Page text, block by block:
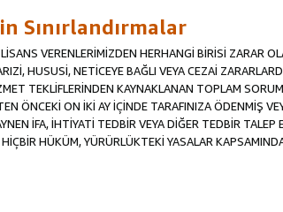
Sınırlandırmalar
VERENLERİMİZDEN HERHANGİ BİRİSİ ZARAR
HUSUSİ, NETİCEYE BAĞLI VEYA CEZAİ
TEKLİFLERİNDEN KAYNAKLANAN TOPLAM
ÖNCEKİ ON İKİ AY İÇİNDE TARAFINIZA ÖDENMİŞ
İFA, İHTİYATİ TEDBİR VEYA DİĞER TEDBİR
HÜKÜM, YÜRÜRLÜKTEKİ YASALAR